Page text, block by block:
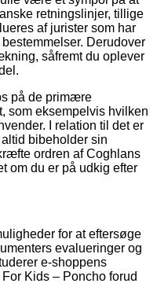
retningslinjer, tillige
af jurister som har
Derudover
såfremt du oplever
på de primære
som eksempelvis hvilken
I relation til det er
bibeholder sin
ordren af Coghlans
om du er på udkig efter
for at eftersøge
evalueringer og
e-shoppens
Kids – Poncho forud